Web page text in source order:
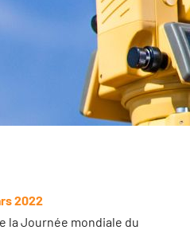
2022
la Journée mondiale du